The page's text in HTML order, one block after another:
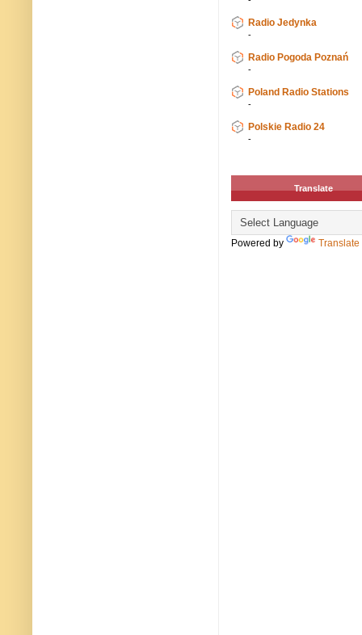
Radio Jedynka
-
Radio Pogoda Poznań
-
Poland Radio Stations
-
Polskie Radio 24
-
Translate
Powered by Translate